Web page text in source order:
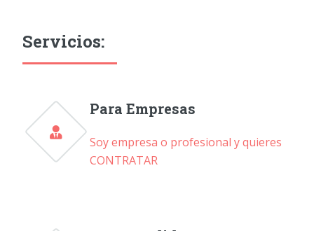
Servicios:
Para Empresas
Soy empresa o profesional y quieres
CONTRATAR